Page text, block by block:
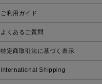
ご利用ガイド
よくあるご質問
特定商取引法に基づく表示
International Shipping